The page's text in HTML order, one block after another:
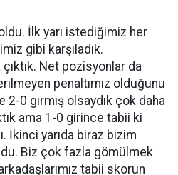
İlk yarı istediğimiz her
gibi karşıladık.
Net pozisyonlar da
penaltımız olduğunu
2-0 girmiş olsaydık çok daha
ama 1-0 girince tabii ki
İkinci yarıda biraz bizim
Biz çok fazla gömülmek
tabii skorun